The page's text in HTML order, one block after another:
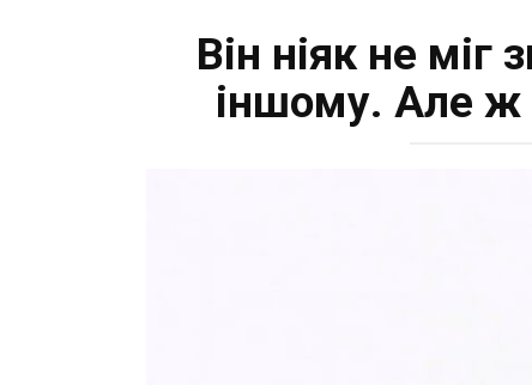
Він ніяк не
іншому. Але ж